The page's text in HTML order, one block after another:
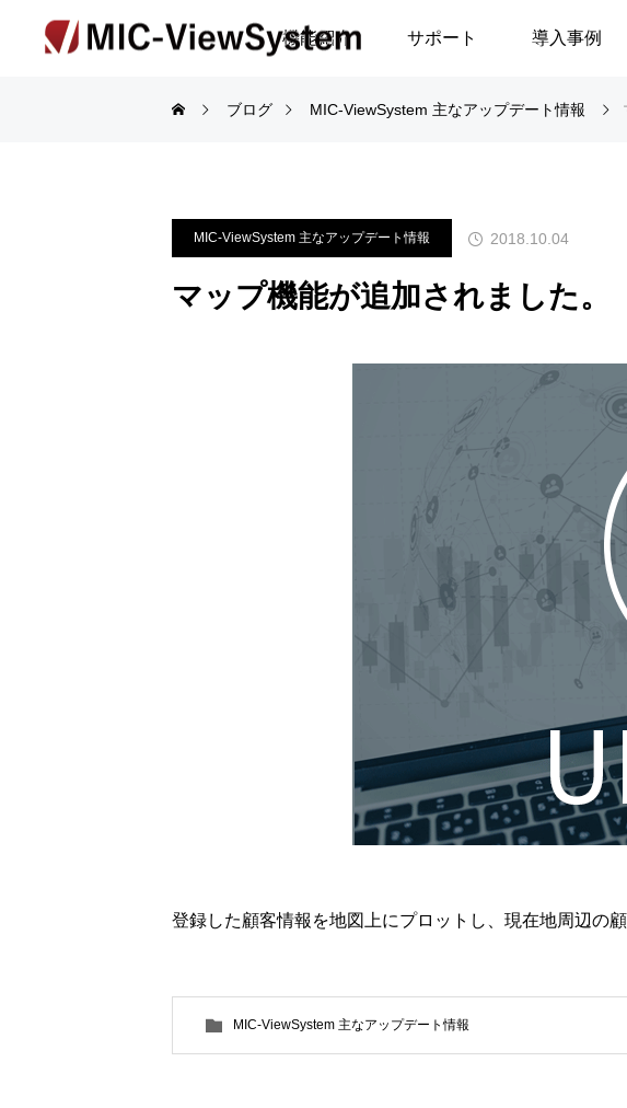
機能紹介 サポート 導入事例
ブログ MIC-ViewSystem 主なアップデート情報
MIC-ViewSystem 主なアップデート情報 2018.10.04
マップ機能が追加されました。
登録した顧客情報を地図上にプロットし、現在地周辺の
MIC-ViewSystem 主なアップデート情報